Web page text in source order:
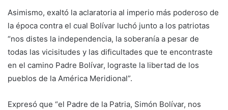
Asimismo, exaltó la aclaratoria al imperio más poderoso de
la época contra el cual Bolívar luchó junto a los patriotas
“nos distes la independencia, la soberanía a pesar de
todas las vicisitudes y las dificultades que te encontraste
en el camino Padre Bolívar, lograste la libertad de los
pueblos de la América Meridional”.
Expresó que “el Padre de la Patria, Simón Bolívar, nos